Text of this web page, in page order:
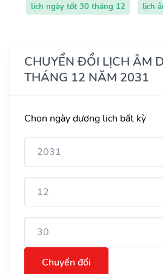
lịch ngày tốt 30 tháng 12
lịch
CHUYỂN ĐỔI LỊCH ÂM
THÁNG 12 NĂM 2031
Chọn ngày dương lịch bất kỳ
Chuyển đổi